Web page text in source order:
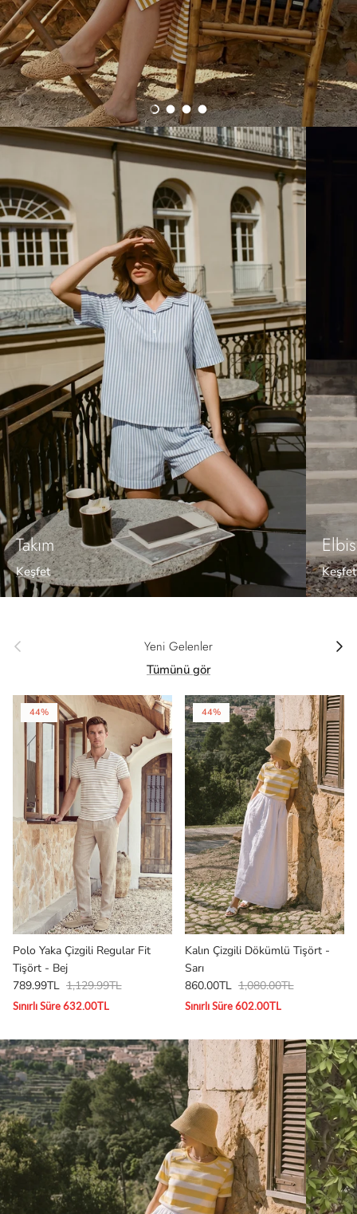
Yükleniyor 1 of 4
Yükleniyor 2 of 4
Yükleniyor 3 of 4
Yükleniyor 4 of 4
Takım
Keşfet Keşfet
Önceki Yeni Gelenler
Tümünü gör
44%
Polo Yaka Çizgili Regular Fit
Tişört - Bej
789.99TL 1,129.99TL
Sınırlı Süre 632.00TL
44%
Kalın Çizgili Dökümlü Tişört -
Sarı
860.00TL 1,080.00TL
Sınırlı Süre 602.00TL